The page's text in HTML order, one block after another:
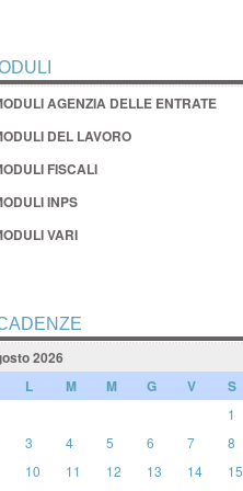
AGENZIA DELLE ENTRATE
DEL LAVORO
FISCALI
INPS
VARI
2026
L M M G V S
1
3 4 5 6 7
8
10 11 12 13 14
15